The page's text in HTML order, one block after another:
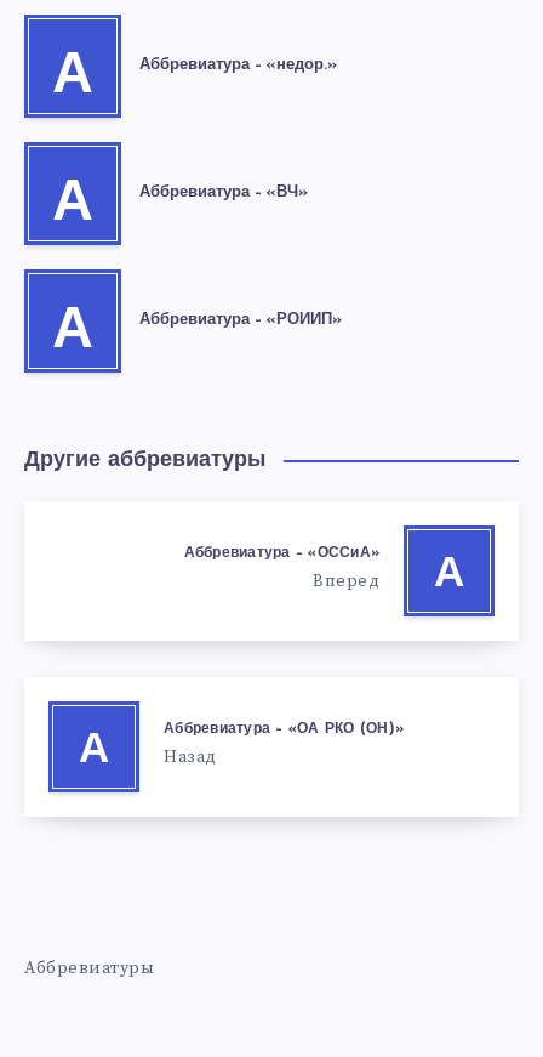
А Аббревиатура – «недор.»
А Аббревиатура – «ВЧ»
А Аббревиатура – «РОИИП»
Другие аббревиатуры
А
Аббревиатура – «ОССиА»
Вперед
А
Аббревиатура – «ОА РКО (ОН)»
Назад
Аббревиатуры